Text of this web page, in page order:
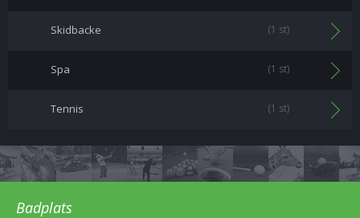
Skidbacke (1 st)
Spa (1 st)
Tennis (1 st)
Badplats